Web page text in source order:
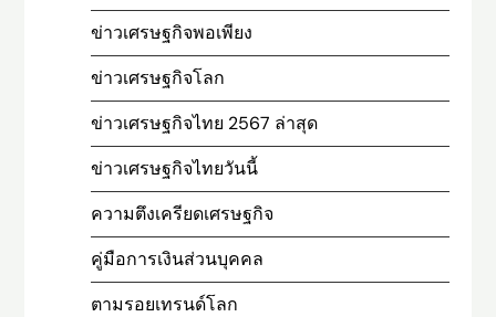
ข่าวเศรษฐกิจพอเพียง
ข่าวเศรษฐกิจโลก
ข่าวเศรษฐกิจไทย 2567 ล่าสุด
ข่าวเศรษฐกิจไทยวันนี้
ความตึงเครียดเศรษฐกิจ
คู่มือการเงินส่วนบุคคล
ตามรอยเทรนด์โลก